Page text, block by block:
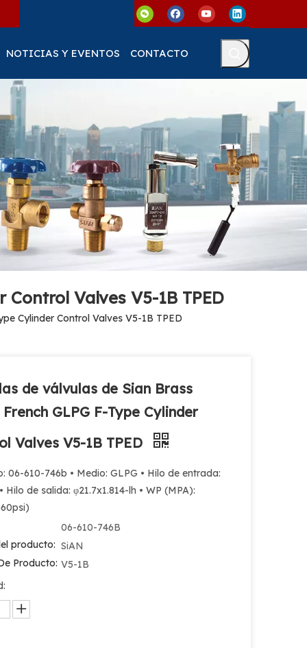
NOTICIAS Y EVENTOS CONTACTO
Valves V5-1B TPED
Cylinder Control Valves V5-1B TPED
de válvulas de Sian Brass
GLPG F-Type Cylinder
Valves V5-1B TPED
06-610-746b • Medio: GLPG • Hilo de entrada:
Hilo de salida: φ21.7x1.814-lh • WP (MPA):
06-610-746B
producto: SiAN
Producto: V5-1B